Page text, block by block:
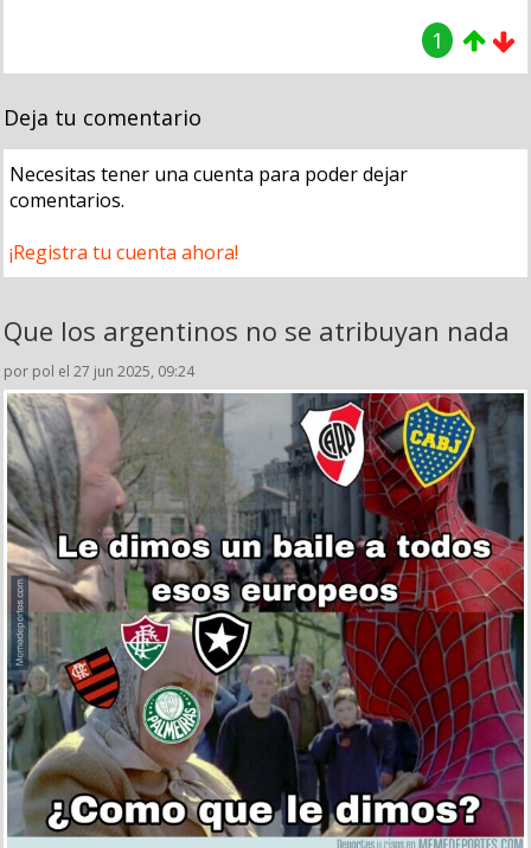
1
Deja tu comentario
Necesitas tener una cuenta para poder dejar
comentarios.
¡Registra tu cuenta ahora!
Que los argentinos no se atribuyan nada
por pol el 27 jun 2025, 09:24